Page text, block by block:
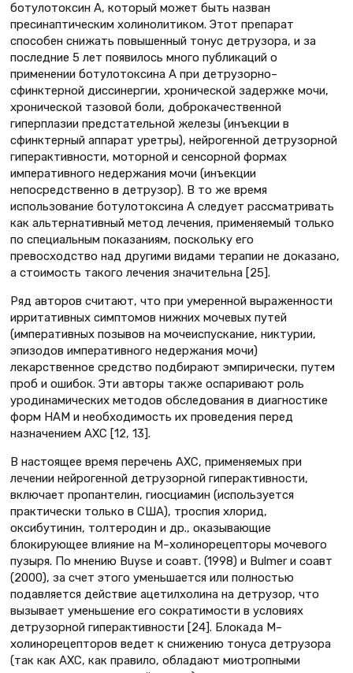
ботулотоксин А, который может быть назван
пресинаптическим холинолитиком. Этот препарат
способен снижать повышенный тонус детрузора, и за
последние 5 лет появилось много публикаций о
применении ботулотоксина А при детрузорно–
сфинктерной диссинергии, хронической задержке мочи,
хронической тазовой боли, доброкачественной
гиперплазии предстательной железы (инъекции в
сфинктерный аппарат уретры), нейрогенной детрузорной
гиперактивности, моторной и сенсорной формах
императивного недержания мочи (инъекции
непосредственно в детрузор). В то же время
использование ботулотоксина А следует рассматривать
как альтернативный метод лечения, применяемый только
по специальным показаниям, поскольку его
превосходство над другими видами терапии не доказано,
а стоимость такого лечения значительна [25].
Ряд авторов считают, что при умеренной выраженности
ирритативных симптомов нижних мочевых путей
(императивных позывов на мочеиспускание, никтурии,
эпизодов императивного недержания мочи)
лекарственное средство подбирают эмпирически, путем
проб и ошибок. Эти авторы также оспаривают роль
уродинамических методов обследования в диагностике
форм НАМ и необходимость их проведения перед
назначением АХС [12, 13].
В настоящее время перечень АХС, применяемых при
лечении нейрогенной детрузорной гиперактивности,
включает пропантелин, гиосциамин (используется
практически только в США), троспия хлорид,
оксибутинин, толтеродин и др., оказывающие
блокирующее влияние на М–холинорецепторы мочевого
пузыря. По мнению Buyse и соавт. (1998) и Bulmer и соавт
(2000), за счет этого уменьшается или полностью
подавляется действие ацетилхолина на детрузор, что
вызывает уменьшение его сократимости в условиях
детрузорной гиперактивности [24]. Блокада М–
холинорецепторов ведет к снижению тонуса детрузора
(так как АХС, как правило, обладают миотропными